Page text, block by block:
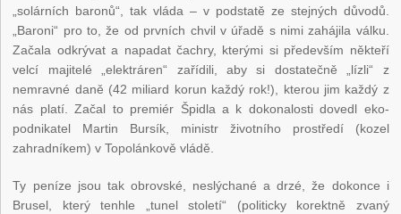
„solárních baronů“, tak vláda – v podstatě ze stejných důvodů.
„Baroni“ pro to, že od prvních chvil v úřadě s nimi zahájila válku.
Začala odkrývat a napadat čachry, kterými si především někteří
velcí majitelé „elektráren“ zařídili, aby si dostatečně „lízli“ z
nemravné daně (42 miliard korun každý rok!), kterou jim každý z
nás platí. Začal to premiér Špidla a k dokonalosti dovedl eko-
podnikatel Martin Bursík, ministr životního prostředí (kozel
zahradníkem) v Topolánkově vládě.
Ty peníze jsou tak obrovské, neslýchané a drzé, že dokonce i
Brusel, který tenhle „tunel století“ (politicky korektně zvaný